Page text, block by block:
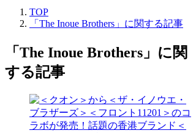
TOP
「The Inoue Brothers」に関する記事
「The Inoue Brothers」に関
する記事